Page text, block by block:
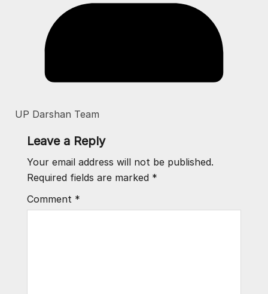
UP Darshan Team
Leave a Reply
Your email address will not be published.
Required fields are marked *
Comment *